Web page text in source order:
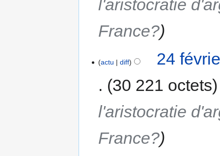
l'aristocratie
France?
actu diff
24
30 221 octets
l'aristocratie
France?